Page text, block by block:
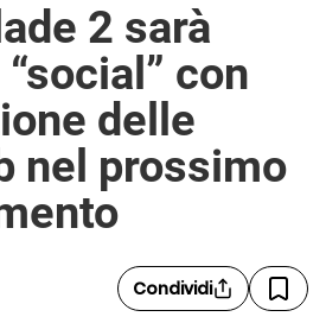
2 sarà
con
delle
nel prossimo
Condividi